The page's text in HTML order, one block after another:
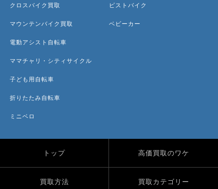
クロスバイク買取
マウンテンバイク買取
電動アシスト自転車
ママチャリ・シティサイクル
子ども用自転車
折りたたみ自転車
ミニベロ
ピストバイク
ベビーカー
トップ 高価買取のワケ
買取方法 買取カテゴリー